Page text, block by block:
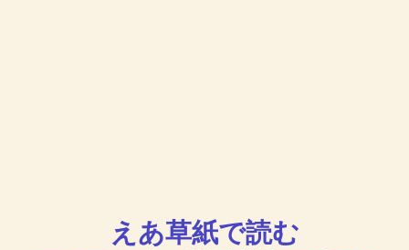
えあ草紙で読む